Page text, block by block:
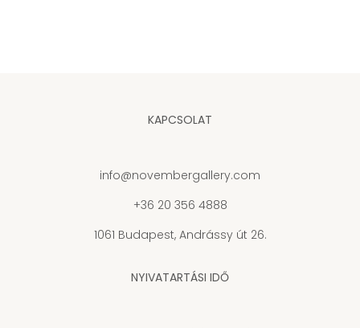
KAPCSOLAT
info@novembergallery.com
+36 20 356 4888
1061 Budapest, Andrássy út 26.
NYIVATARTÁSI IDŐ